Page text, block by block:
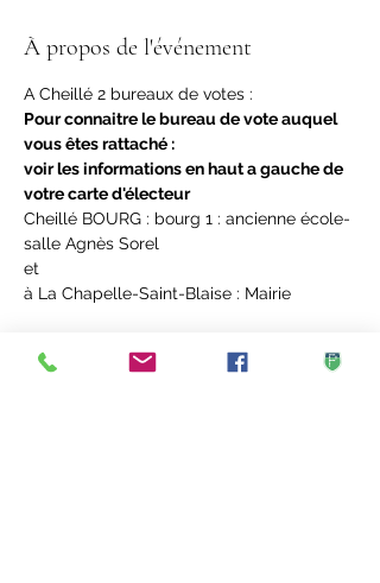
À propos de l'événement
A Cheillé 2 bureaux de votes :
Pour connaitre le bureau de vote auquel
vous êtes rattaché :
voir les informations en haut a gauche de
votre carte d'électeur
Cheillé BOURG : bourg 1 : ancienne école-
salle Agnès Sorel
et
à La Chapelle-Saint-Blaise : Mairie